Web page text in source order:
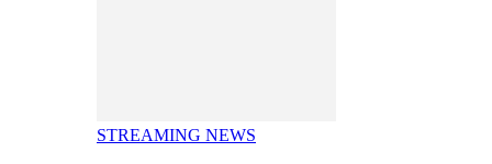
STREAMING NEWS